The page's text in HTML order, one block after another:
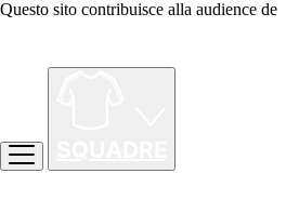
Questo sito contribuisce alla audience de